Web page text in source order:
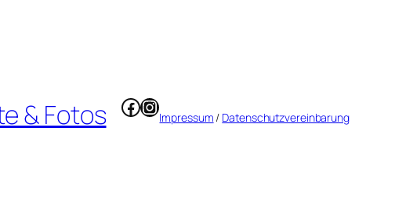
& Fotos Facebook
Instagram
Impressum / Datenschutzvereinbarung